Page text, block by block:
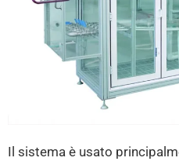
Il sistema è usato